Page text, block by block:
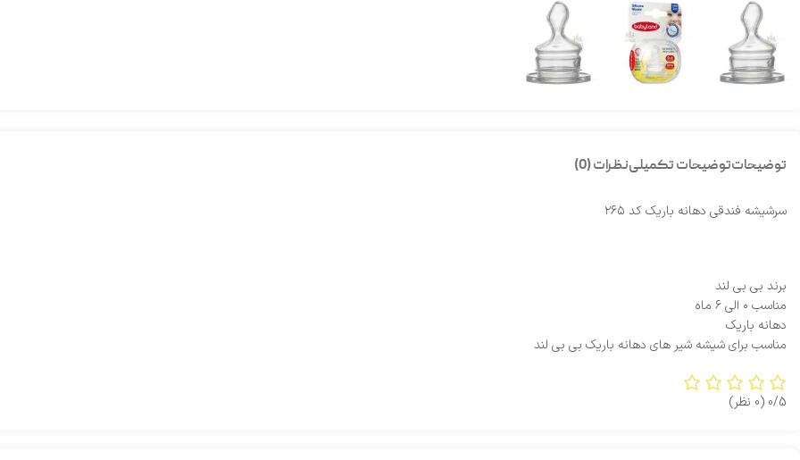
توضیحاتتوضیحات تکمیلینظرات (0)
سرشیشه فندقی دهانه باریک کد ۲۶۵
برند بی بی لند
مناسب ۰ الی ۶ ماه
دهانه باریک
مناسب برای شیشه شیر های دهانه باریک بی بی لند
0/5 (0 نظر)